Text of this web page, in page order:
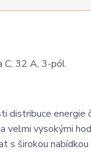
C, 32 A, 3-pól
energie
vysokými
širokou